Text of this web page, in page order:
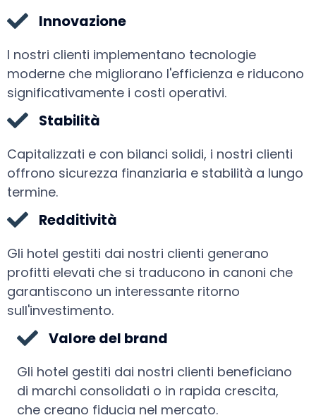
Innovazione
I nostri clienti implementano tecnologie
moderne che migliorano l'efficienza e riducono
significativamente i costi operativi.
Stabilità
Capitalizzati e con bilanci solidi, i nostri clienti
offrono sicurezza finanziaria e stabilità a lungo
termine.
Redditività
Gli hotel gestiti dai nostri clienti generano
profitti elevati che si traducono in canoni che
garantiscono un interessante ritorno
sull'investimento.
Valore del brand
Gli hotel gestiti dai nostri clienti beneficiano
di marchi consolidati o in rapida crescita,
che creano fiducia nel mercato.